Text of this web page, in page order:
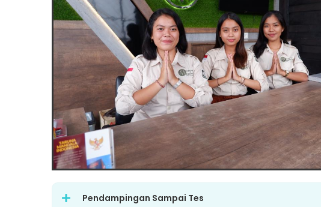
Pendampingan Sampai Tes